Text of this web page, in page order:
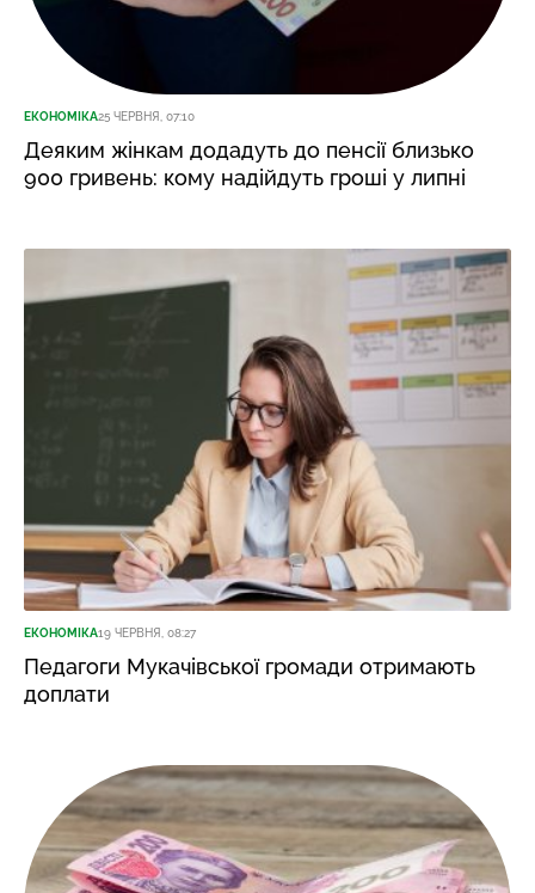
ЕКОНОМІКА25 ЧЕРВНЯ, 07:10
Деяким жінкам додадуть до пенсії близько
900 гривень: кому надійдуть гроші у липні
ЕКОНОМІКА19 ЧЕРВНЯ, 08:27
Педагоги Мукачівської громади отримають
доплати